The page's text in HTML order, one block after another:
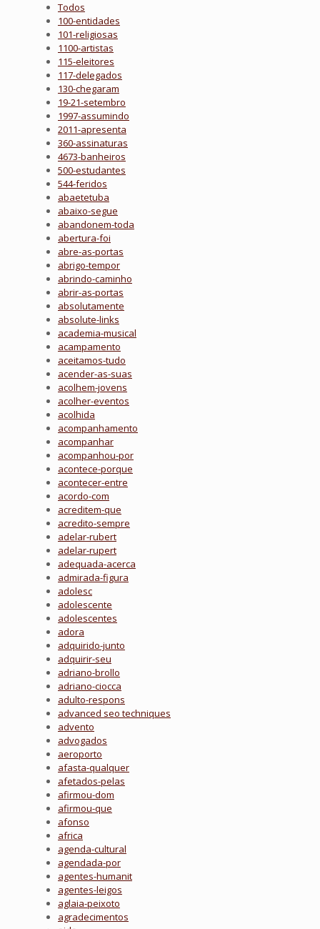
Todos
100-entidades
101-religiosas
1100-artistas
115-eleitores
117-delegados
130-chegaram
19-21-setembro
1997-assumindo
2011-apresenta
360-assinaturas
4673-banheiros
500-estudantes
544-feridos
abaetetuba
abaixo-segue
abandonem-toda
abertura-foi
abre-as-portas
abrigo-tempor
abrindo-caminho
abrir-as-portas
absolutamente
absolute-links
academia-musical
acampamento
aceitamos-tudo
acender-as-suas
acolhem-jovens
acolher-eventos
acolhida
acompanhamento
acompanhar
acompanhou-por
acontece-porque
acontecer-entre
acordo-com
acreditem-que
acredito-sempre
adelar-rubert
adelar-rupert
adequada-acerca
admirada-figura
adolesc
adolescente
adolescentes
adora
adquirido-junto
adquirir-seu
adriano-brollo
adriano-ciocca
adulto-respons
advanced seo techniques
advento
advogados
aeroporto
afasta-qualquer
afetados-pelas
afirmou-dom
afirmou-que
afonso
africa
agenda-cultural
agendada-por
agentes-humanit
agentes-leigos
aglaia-peixoto
agradecimentos